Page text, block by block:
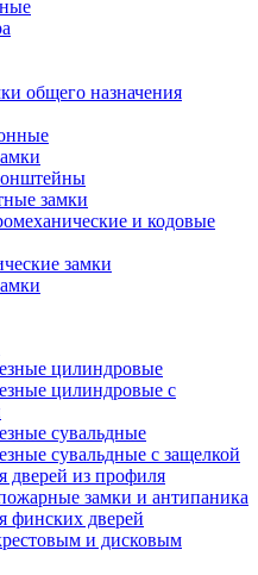
общего назначения
замки
и кодовые
замки
цилиндровые
цилиндровые с
сувальдные
сувальдные с защелкой
дверей из профиля
замки и антипаника
финских дверей
и дисковым